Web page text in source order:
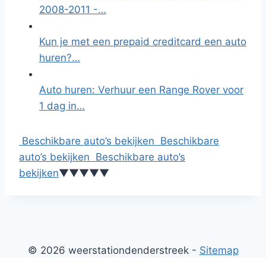
2008-2011 -…
Kun je met een prepaid creditcard een auto
huren?…
Auto huren: Verhuur een Range Rover voor
1 dag in…
Beschikbare auto’s bekijken Beschikbare
auto’s bekijken Beschikbare auto’s
bekijken▼▼▼▼▼
© 2026 weerstationdenderstreek - Sitemap